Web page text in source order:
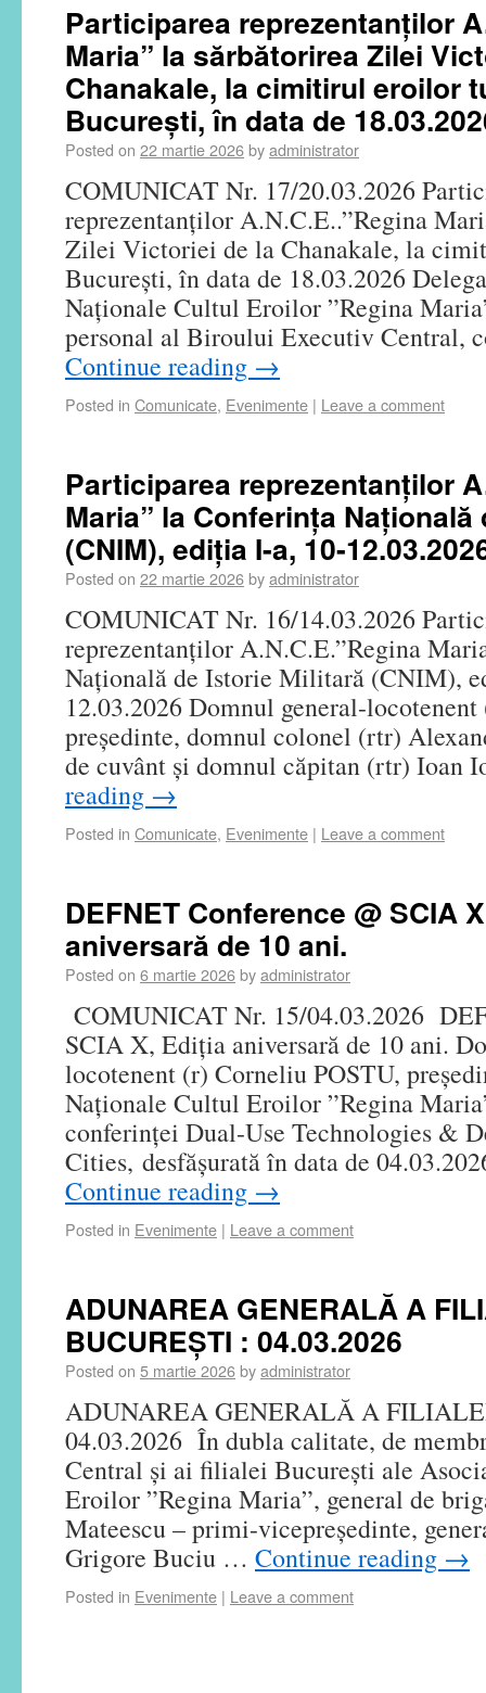
Participarea reprezentanților
Maria” la sărbătorirea Zilei
Chanakale, la cimitirul eroilor
București, în data de
Posted on 22 martie 2026byadministrator
COMUNICAT Nr. 17/20.03.2026
reprezentanților A.N.C.E..”Regina
Zilei Victoriei de la Chanakale, la
București, în data de 18.03.2026
Naționale Cultul Eroilor ”Regina
personal al Biroului Executiv Central,
Continue reading →
Posted in Comunicate, Evenimente | Leave a comment
Participarea reprezentanților
Maria” la Conferința
(CNIM), ediția I-a, 10-
Posted on 22 martie 2026byadministrator
COMUNICAT Nr. 16/14.03.2026
reprezentanților A.N.C.E.”Regina
Națională de Istorie Militară (CNIM),
12.03.2026 Domnul general-
președinte, domnul colonel (rtr)
de cuvânt și domnul căpitan (rtr)
reading →
Posted in Comunicate, Evenimente | Leave a comment
DEFNET Conference @ SCIA
aniversară de 10 ani.
Posted on 6 martie 2026byadministrator
COMUNICAT Nr. 15/04.03.2026
SCIA X, Ediția aniversară de 10 ani.
locotenent (r) Corneliu POSTU,
Naționale Cultul Eroilor ”Regina
conferinței Dual-Use Technologies &
Cities, desfășurată în data de
Continue reading →
Posted in Evenimente | Leave a comment
ADUNAREA GENERALĂ A
BUCUREȘTI : 04.03.2026
Posted on 5 martie 2026byadministrator
ADUNAREA GENERALĂ A
04.03.2026 În dubla calitate, de
Central și ai filialei București ale
Eroilor ”Regina Maria”, general de
Mateescu – primi-vicepreședinte,
Grigore Buciu … Continue reading →
Posted in Evenimente | Leave a comment